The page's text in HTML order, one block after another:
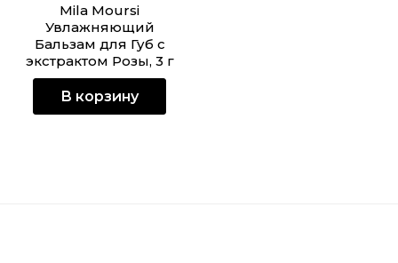
Mila Moursi
Увлажняющий
Бальзам для Губ c
экстрактом Розы, 3 г
В корзину